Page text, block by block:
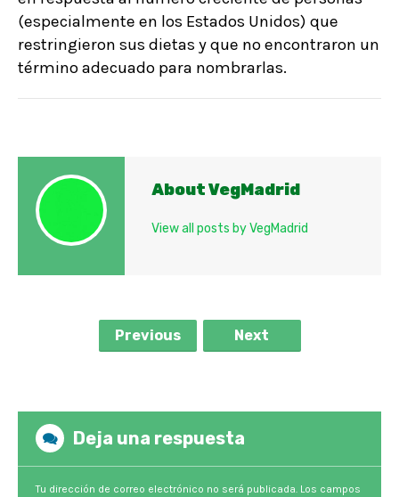
(especialmente en los Estados Unidos) que
restringieron sus dietas y que no encontraron un
término adecuado para nombrarlas.
About VegMadrid
View all posts by VegMadrid
Previous Next
Deja una respuesta
Tu dirección de correo electrónico no será publicada. Los campos